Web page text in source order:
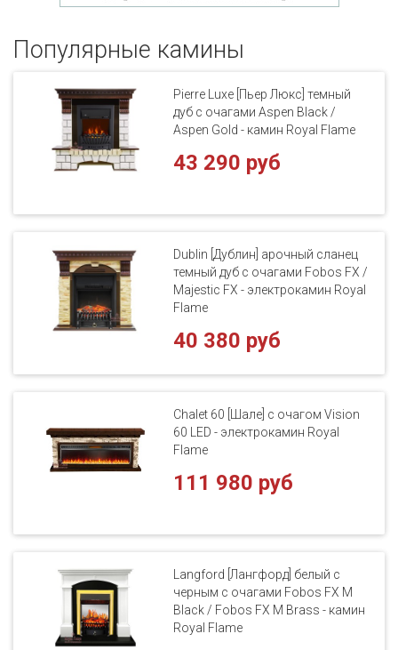
Популярные кaмины
Pierre Luxe [Пьер Люкс] темный
дуб с очагами Aspen Black /
Aspen Gold - камин Royal Flame
43 290 руб
Dublin [Дублин] арочный сланец
темный дуб с очагами Fobos FX /
Majestic FX - электрокамин Royal
Flame
40 380 руб
Chalet 60 [Шале] с очагом Vision
60 LED - электрокамин Royal
Flame
111 980 руб
Langford [Лангфорд] белый с
черным с очагами Fobos FX M
Black / Fobos FX M Brass - камин
Royal Flame